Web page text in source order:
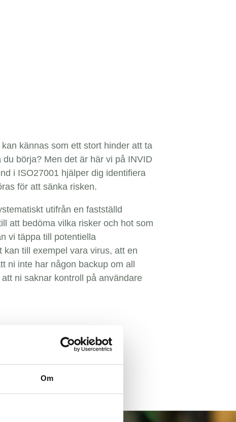
Om
kännas som ett stort hinder att ta
du börja? Men det är här vi på INVID
i ISO27001 hjälper dig identifiera
för att sänka risken.
utifrån en fastställd
att bedöma vilka risker och hot som
vi täppa till potentiella
kan till exempel vara virus, att en
ni inte har någon backup om all
ni saknar kontroll på användare